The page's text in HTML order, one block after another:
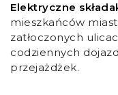
Elektryczne
mieszkańców
zatłoczonych
codziennych
przejażdżek.